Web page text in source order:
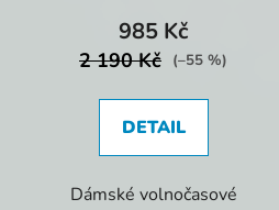
985 Kč
2 190 Kč (–55 %)
DETAIL
Dámské volnočasové